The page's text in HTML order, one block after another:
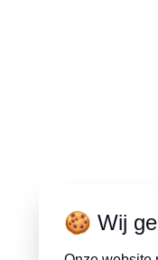
🍪 Wij